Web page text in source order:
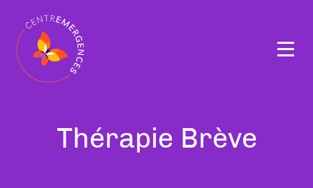
Tous
Thérapie Brève
Navigation
principale